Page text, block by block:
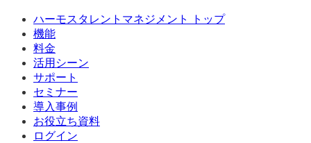
ハーモスタレントマネジメント トップ
機能
料金
活用シーン
サポート
セミナー
導入事例
お役立ち資料
ログイン